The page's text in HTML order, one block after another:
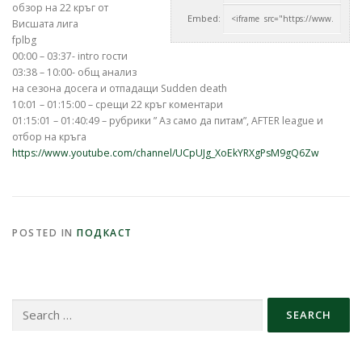
Embed:
обзор на 22 кръг от
Висшата лига
fplbg
00:00 – 03:37- intro гости
03:38 – 10:00- общ анализ
на сезона досега и отпадащи Sudden death
10:01 – 01:15:00 – срещи 22 кръг коментари
01:15:01 – 01:40:49 – рубрики ” Аз само да питам”, AFTER league и
отбор на кръга
https://www.youtube.com/channel/UCpUJg_XoEkYRXgPsM9gQ6Zw
POSTED IN ПОДКАСТ
for: